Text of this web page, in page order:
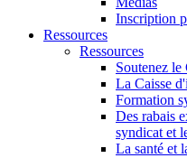
Inscription
Ressources
Ressources
Soutenez le
La Caisse
Formation
Des rabais
syndicat et
La santé et